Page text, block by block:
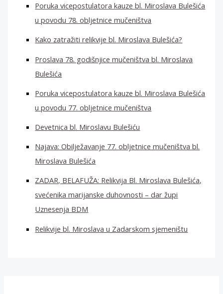
Poruka vicepostulatora kauze bl. Miroslava Bulešića
u povodu 78. obljetnice mučeništva
Kako zatražiti relikvije bl. Miroslava Bulešića?
Proslava 78. godišnjice mučeništva bl. Miroslava
Bulešića
Poruka vicepostulatora kauze bl. Miroslava Bulešića
u povodu 77. obljetnice mučeništva
Devetnica bl. Miroslavu Bulešiću
Najava: Obilježavanje 77. obljetnice mučeništva bl.
Miroslava Bulešića
ZADAR, BELAFUŽA: Relikvija Bl. Miroslava Bulešića,
svećenika marijanske duhovnosti – dar župi
Uznesenja BDM
Relikvije bl. Miroslava u Zadarskom sjemeništu